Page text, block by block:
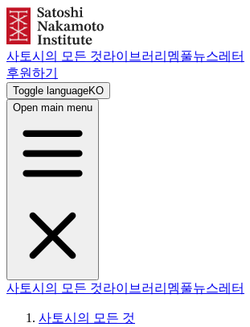
사토시의 모든 것라이브러리 멤풀뉴스레터
후원하기
Toggle languageKO
Open main menu
사토시의 모든 것라이브러리 멤풀뉴스레터
사토시의 모든 것